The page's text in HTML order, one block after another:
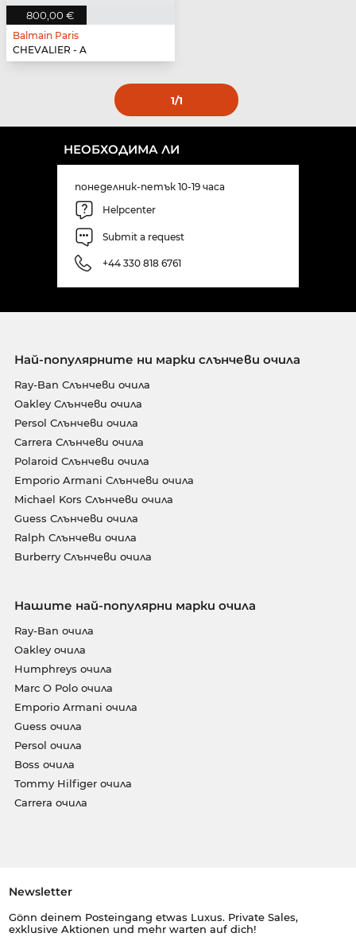
800,00 €
Balmain Paris
CHEVALIER - A
1/1
НЕОБХОДИМА ЛИ
понеделник-петък 10-19 часа
Helpcenter
Submit a request
+44 330 818 6761
Най-популярните ни марки слънчеви очила
Ray-Ban Слънчеви очила
Oakley Слънчеви очила
Persol Слънчеви очила
Carrera Слънчеви очила
Polaroid Слънчеви очила
Emporio Armani Слънчеви очила
Michael Kors Слънчеви очила
Guess Слънчеви очила
Ralph Слънчеви очила
Burberry Слънчеви очила
Нашите най-популярни марки очила
Ray-Ban очила
Oakley очила
Humphreys очила
Marc O Polo очила
Emporio Armani очила
Guess очила
Persol очила
Boss очила
Tommy Hilfiger очила
Carrera очила
Newsletter
Gönn deinem Posteingang etwas Luxus. Private Sales,
exklusive Aktionen und mehr warten auf dich!